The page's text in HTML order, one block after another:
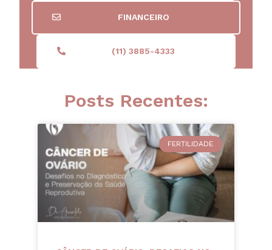
FINANCEIRO
(11) 3885-4333
Posts Recentes:
FERTILIDADE